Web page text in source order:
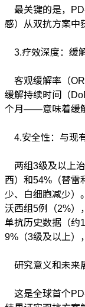
最关键的是，
感）从双抗方案中
3.疗效深度：缓
客观缓解率（
缓解持续时间（
个月——意味着缓
4.安全性：与现
两组3级及以上
西）和54%（替雷
少、白细胞减少）
沃西组5例（2%
单抗历史数据（约
9%（3级及以上）
研究意义和未来
这是全球首个